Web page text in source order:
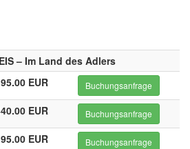
– Im Land des Adlers
EUR Buchungsanfrage
EUR Buchungsanfrage
EUR Buchungsanfrage